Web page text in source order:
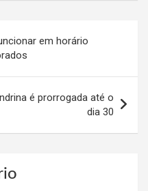
em horário
é prorrogada até o
dia 30